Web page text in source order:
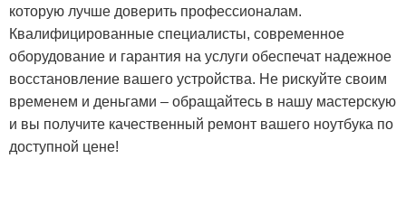
которую лучше доверить профессионалам.
Квалифицированные специалисты, современное
оборудование и гарантия на услуги обеспечат надежное
восстановление вашего устройства. Не рискуйте своим
временем и деньгами – обращайтесь в нашу мастерскую
и вы получите качественный ремонт вашего ноутбука по
доступной цене!